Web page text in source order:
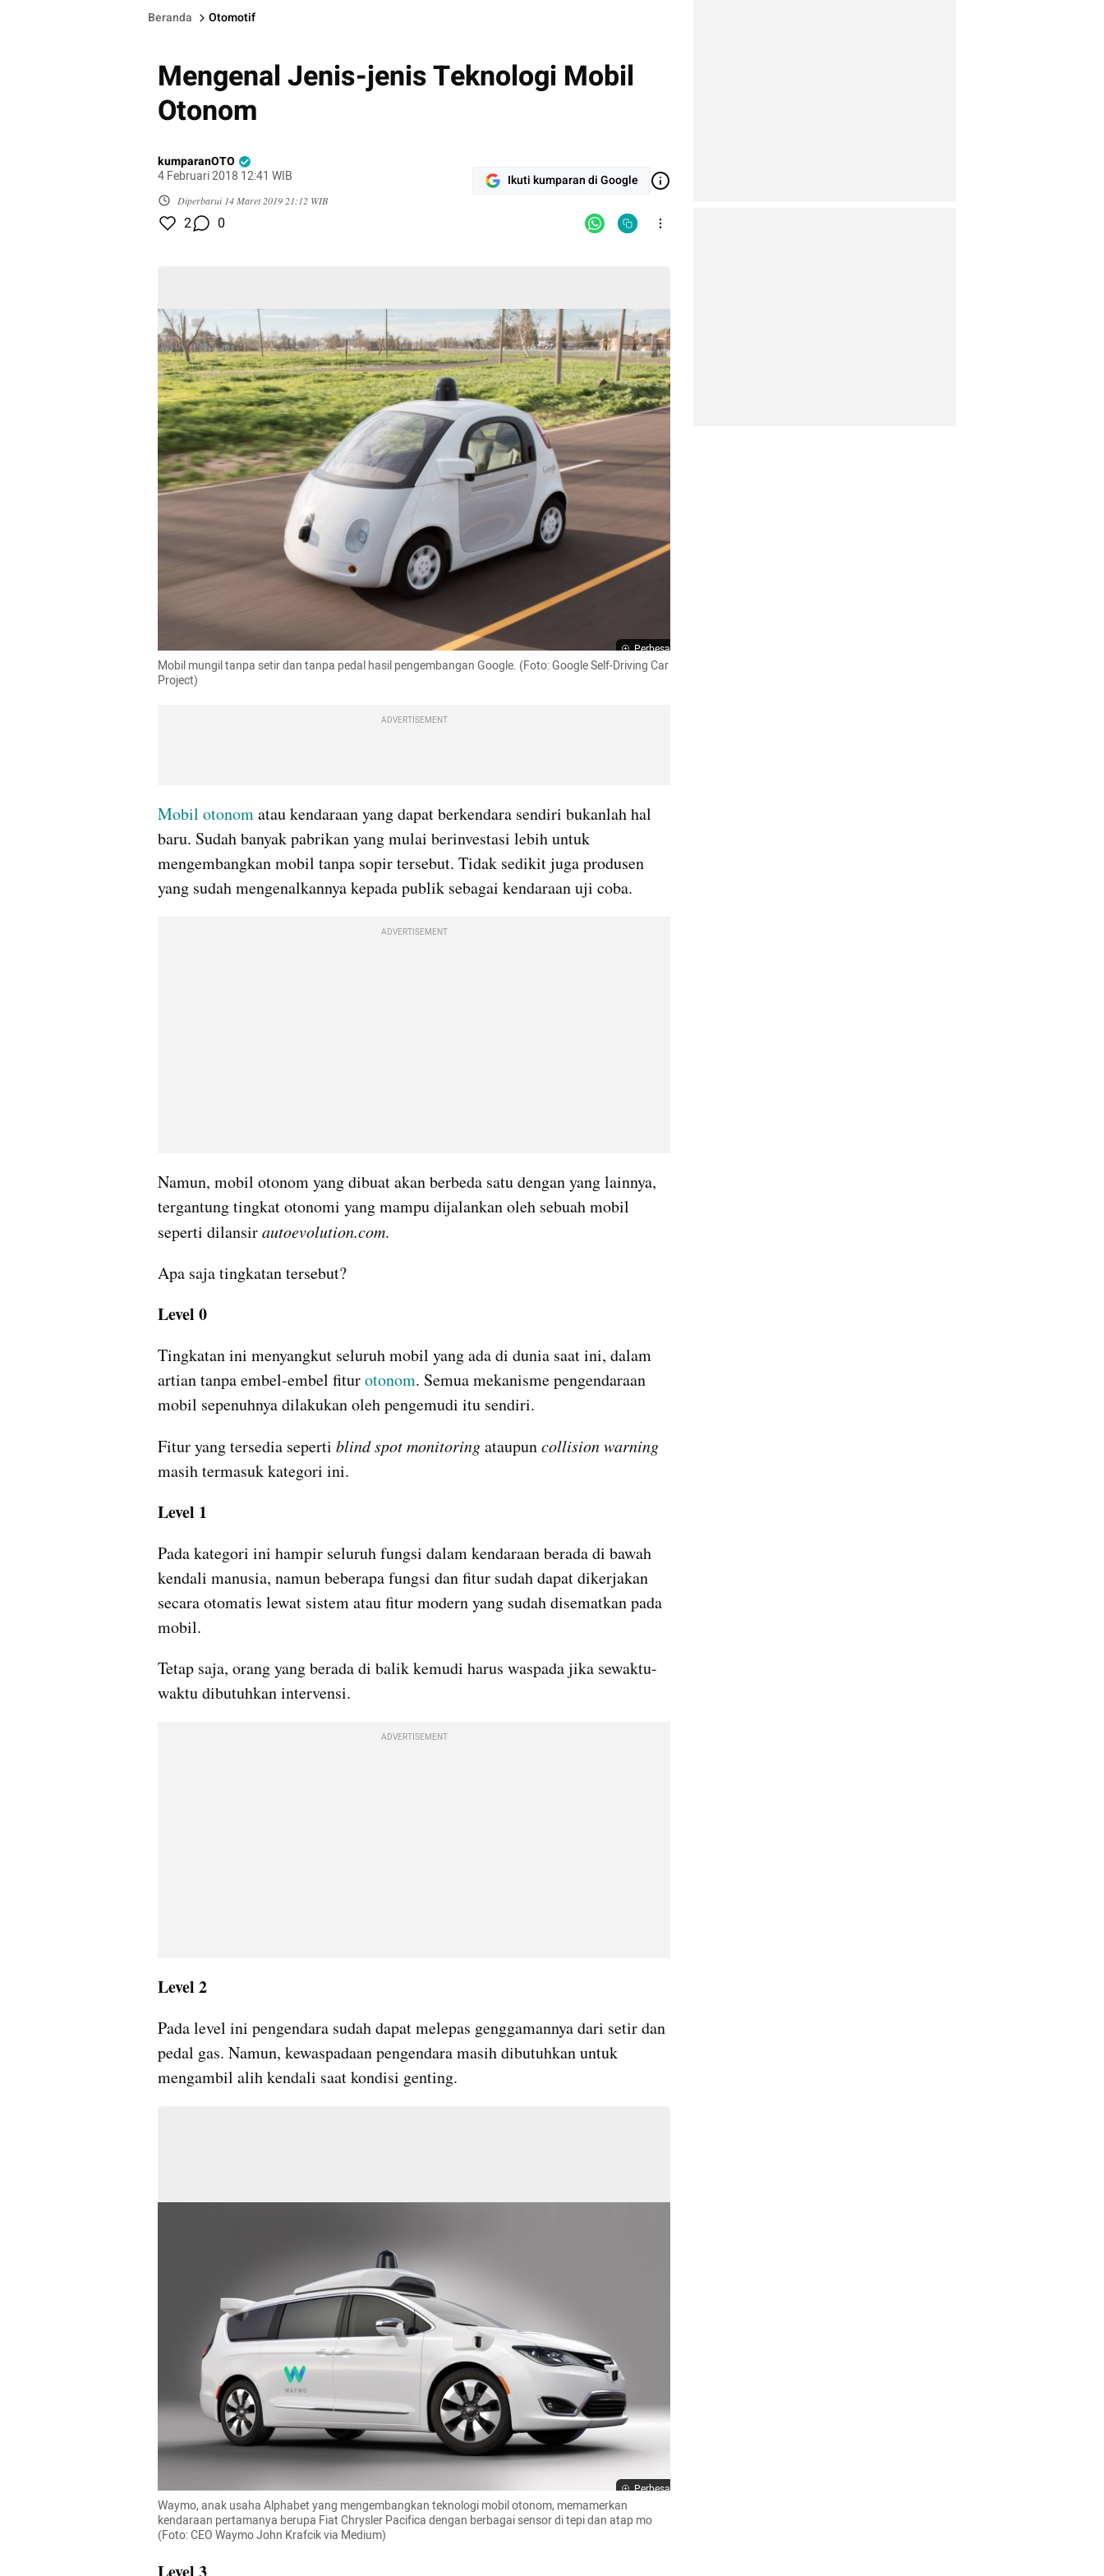
Beranda Otomotif
Mengenal Jenis-jenis Teknologi Mobil
Otonom
kumparanOTO
4 Februari 2018 12:41 WIB
Diperbarui 14 Maret 2019 21:12 WIB
Ikuti kumparan di Google
2 0
Perbesar
Mobil mungil tanpa setir dan tanpa pedal hasil pengembangan Google. (Foto: Google Self-Driving Car
Project)
ADVERTISEMENT
Mobil otonom atau kendaraan yang dapat berkendara sendiri bukanlah hal
baru. Sudah banyak pabrikan yang mulai berinvestasi lebih untuk
mengembangkan mobil tanpa sopir tersebut. Tidak sedikit juga produsen
yang sudah mengenalkannya kepada publik sebagai kendaraan uji coba.
ADVERTISEMENT
Namun, mobil otonom yang dibuat akan berbeda satu dengan yang lainnya,
tergantung tingkat otonomi yang mampu dijalankan oleh sebuah mobil
seperti dilansir autoevolution.com.
Apa saja tingkatan tersebut?
Level 0
Tingkatan ini menyangkut seluruh mobil yang ada di dunia saat ini, dalam
artian tanpa embel-embel fitur otonom. Semua mekanisme pengendaraan
mobil sepenuhnya dilakukan oleh pengemudi itu sendiri.
Fitur yang tersedia seperti blind spot monitoring ataupun
masih termasuk kategori ini.
Level 1
Pada kategori ini hampir seluruh fungsi dalam kendaraan berada di bawah
kendali manusia, namun beberapa fungsi dan fitur sudah dapat dikerjakan
secara otomatis lewat sistem atau fitur modern yang sudah disematkan pada
mobil.
Tetap saja, orang yang berada di balik kemudi harus waspada jika sewaktu-
waktu dibutuhkan intervensi.
ADVERTISEMENT
Level 2
Pada level ini pengendara sudah dapat melepas genggamannya dari setir dan
pedal gas. Namun, kewaspadaan pengendara masih dibutuhkan untuk
mengambil alih kendali saat kondisi genting.
Perbesar
Waymo, anak usaha Alphabet yang mengembangkan teknologi mobil otonom, memamerkan
kendaraan pertamanya berupa Fiat Chrysler Pacifica dengan berbagai sensor di tepi dan atap mo
(Foto: CEO Waymo John Krafcik via Medium)